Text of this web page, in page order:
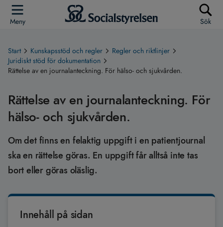
Meny Sök
Start Kunskapsstöd och regler
Regler och riktlinjer
Juridiskt stöd för dokumentation
Rättelse av en journalanteckning. För hälso- och sjukvården.
Rättelse av en journalanteckning. För
hälso- och sjukvården.
Om det finns en felaktig uppgift i en patientjournal
ska en rättelse göras. En uppgift får alltså inte tas
bort eller göras oläslig.
Innehåll på sidan